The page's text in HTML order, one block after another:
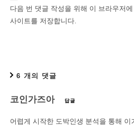
다음 번 댓글 작성을 위해 이 브라우저
사이트를 저장합니다.
6 개의 댓글
코인가즈아 답글
어렵게 시작한 도박인생 분석을 통해 이